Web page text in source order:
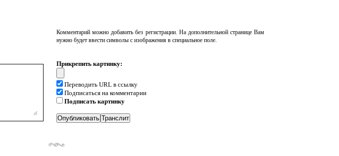
Комментарий можно добавить без регистрации. На дополнительной странице Вам
нужно будет ввести символы с изображения в специальное поле.
Прикрепить картинку:
Переводить URL в ссылку
Подписаться на комментарии
Подписать картинку